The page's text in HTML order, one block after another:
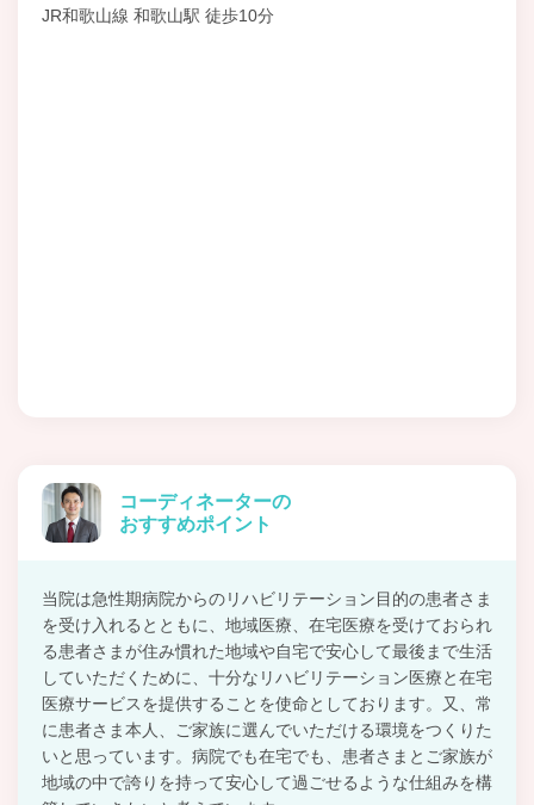
JR和歌山線 和歌山駅 徒歩10分
コーディネーターの
おすすめポイント
当院は急性期病院からのリハビリテーション目的の患者さま
を受け入れるとともに、地域医療、在宅医療を受けておられ
る患者さまが住み慣れた地域や自宅で安心して最後まで生活
していただくために、十分なリハビリテーション医療と在宅
医療サービスを提供することを使命としております。又、常
に患者さま本人、ご家族に選んでいただける環境をつくりた
いと思っています。病院でも在宅でも、患者さまとご家族が
地域の中で誇りを持って安心して過ごせるような仕組みを構